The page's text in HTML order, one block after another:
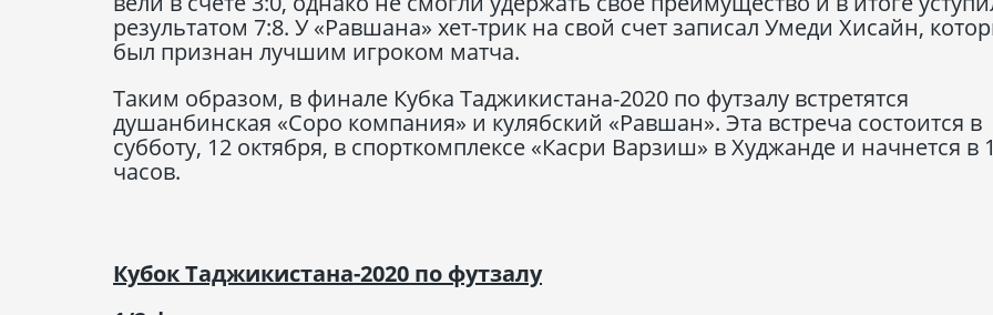
результатом 7:8. У «Равшана» хет-трик на свой счет записал Умеди Хисайн,
был признан лучшим игроком матча.
Таким образом, в финале Кубка Таджикистана-2020 по футзалу встретятся
душанбинская «Соро компания» и кулябский «Равшан». Эта встреча состоится в
субботу, 12 октября, в спорткомплексе «Касри Варзиш» в Худжанде и начнется в
часов.
Кубок Таджикистана-2020 по футзалу